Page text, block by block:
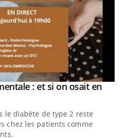
: et si on osait en
le diabète de type 2 reste
chez les patients comme